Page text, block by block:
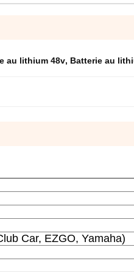
au lithium 48v, Batterie au
Car, EZGO, Yamaha)